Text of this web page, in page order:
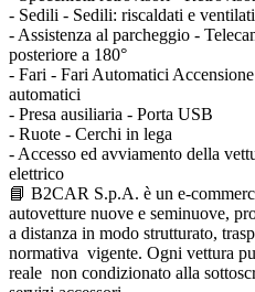
- Sedili - Sedili: riscaldati e
- Assistenza al parcheggio -
posteriore a 180°
- Fari - Fari Automatici
automatici
- Presa ausiliaria - Porta USB
- Ruote - Cerchi in lega
- Accesso ed avviamento della
elettrico
📘 B2CAR S.p.A. è un e-
autovetture nuove e seminuove,
a distanza in modo strutturato,
normativa vigente. Ogni vettura
reale non condizionato alla